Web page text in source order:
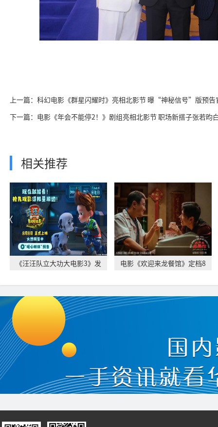
上一篇：科幻电影《群星闪耀时》亮相北影节 曝“神秘信号”版预告
下一篇：电影《年会不能停2！》剧组亮相北影节 职场新搭子张若
相关推荐
《汪汪队立大功大电影3》发
电影《欢迎来龙餐馆》定档8